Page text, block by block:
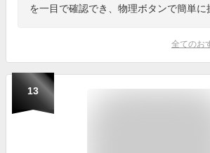
を一目で確認でき、物理ボタンで簡単に
全てのお
13